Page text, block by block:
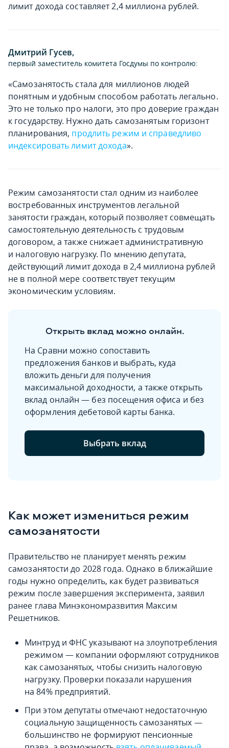
лимит дохода составляет 2,4 миллиона рублей.
Дмитрий Гусев,
первый заместитель комитета Госдумы по контролю:
«Самозанятость стала для миллионов людей
понятным и удобным способом работать легально.
Это не только про налоги, это про доверие граждан
к государству. Нужно дать самозанятым горизонт
планирования, продлить режим и справедливо
индексировать лимит дохода».
Режим самозанятости стал одним из наиболее
востребованных инструментов легальной
занятости граждан, который позволяет совмещать
самостоятельную деятельность с трудовым
договором, а также снижает административную
и налоговую нагрузку. По мнению депутата,
действующий лимит дохода в 2,4 миллиона рублей
не в полной мере соответствует текущим
экономическим условиям.
Открыть вклад можно онлайн.
На Сравни можно сопоставить
предложения банков и выбрать, куда
вложить деньги для получения
максимальной доходности, а также открыть
вклад онлайн — без посещения офиса и без
оформления дебетовой карты банка.
Выбрать вклад
Как может измениться режим
самозанятости
Правительство не планирует менять режим
самозанятости до 2028 года. Однако в ближайшие
годы нужно определить, как будет развиваться
режим после завершения эксперимента, заявил
ранее глава Минэкономразвития Максим
Решетников.
Минтруд и ФНС указывают на злоупотребления
режимом — компании оформляют сотрудников
как самозанятых, чтобы снизить налоговую
нагрузку. Проверки показали нарушения
на 84% предприятий.
При этом депутаты отмечают недостаточную
социальную защищенность самозанятых —
большинство не формируют пенсионные